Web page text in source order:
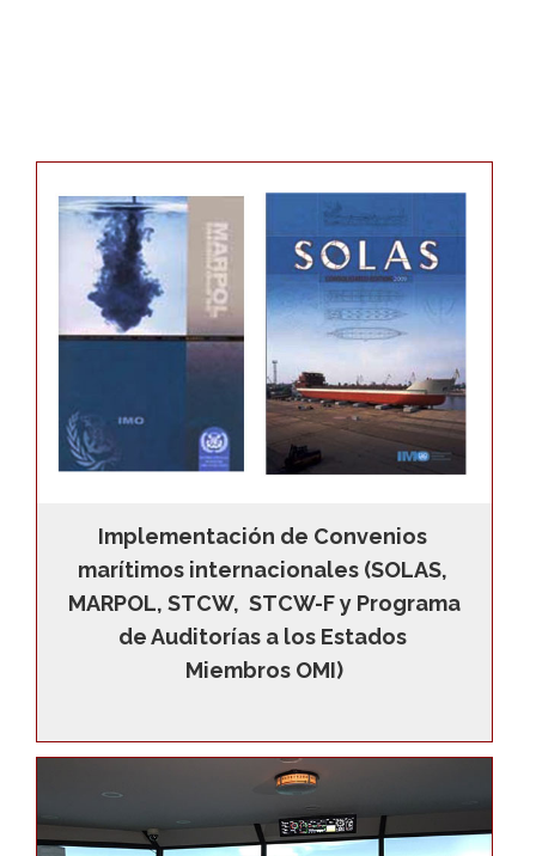
Implementación de Convenios
marítimos internacionales (SOLAS,
MARPOL, STCW,  STCW-F y Programa
de Auditorías a los Estados
Miembros OMI)